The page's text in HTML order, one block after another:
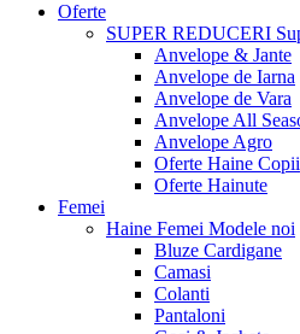
Oferte
SUPER REDUCERI
Anvelope & Jante
Anvelope de Iarna
Anvelope de Vara
Anvelope All
Anvelope Agro
Oferte Haine Copii
Oferte Hainute
Femei
Haine Femei Modele noi
Bluze Cardigane
Camasi
Colanti
Pantaloni